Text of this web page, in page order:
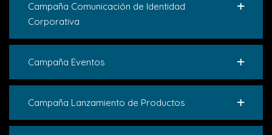
Campaña Comunicación de Identidad
Corporativa
Campaña Eventos
Campaña Lanzamiento de Productos